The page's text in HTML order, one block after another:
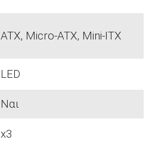
ATX, Micro-ATX, Mini-ITX
LED
Ναι
x3